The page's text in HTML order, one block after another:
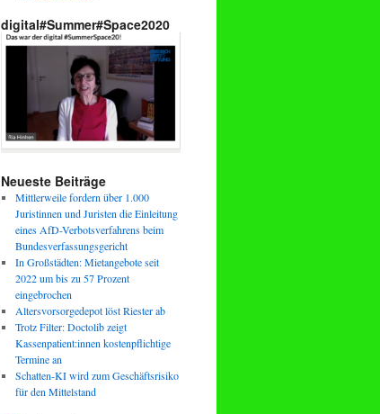
digital#Summer#Space2020
Neueste Beiträge
Mittlerweile fordern über 1.000
Juristinnen und Juristen die Einleitung
eines AfD-Verbotsverfahrens beim
Bundesverfassungsgericht
In Großstädten: Mietangebote seit
2022 um bis zu 57 Prozent
eingebrochen
Altersvorsorgedepot löst Riester ab
Trotz Filter: Doctolib zeigt
Kassenpatient:innen kostenpflichtige
Termine an
Schatten-KI wird zum Geschäftsrisiko
für den Mittelstand